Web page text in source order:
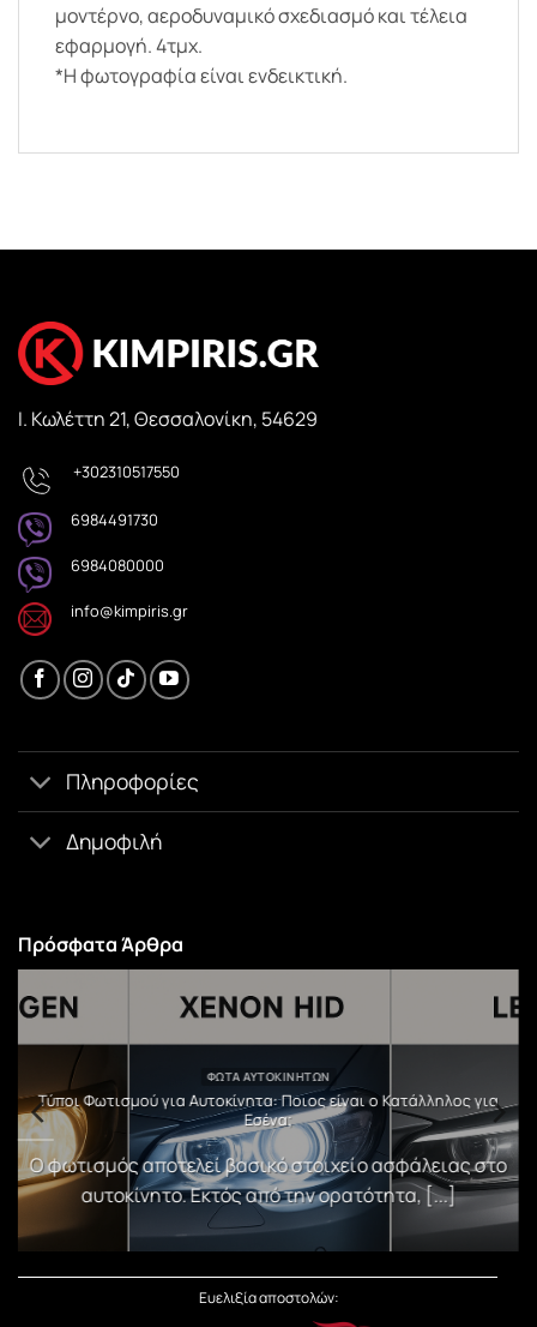
μοντέρνο, αεροδυναμικό σχεδιασμό και τέλεια
εφαρμογή. 4τμχ.
*Η φωτογραφία είναι ενδεικτική.
Ι. Κωλέττη 21, Θεσσαλονίκη, 54629
+302310517550
6984491730
6984080000
info@kimpiris.gr
Πληροφορίες
Δημοφιλή
Πρόσφατα Άρθρα
ΦΏΤΑ ΑΥΤΟΚΙΝΉΤΩΝ
Τύποι Φωτισμού για Αυτοκίνητα: Ποιος είναι ο Κατάλληλος για
Εσένα;
Ο φωτισμός αποτελεί βασικό στοιχείο ασφάλειας στο
αυτοκίνητο. Εκτός από την ορατότητα, [...]
Ευελιξία αποστολών: